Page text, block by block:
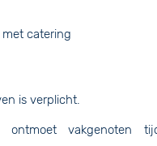
catering
is verplicht.
vakgenoten